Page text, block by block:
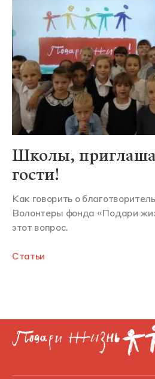
Школы,
гости!
Как говорить о
Волонтеры фонда «Подари
этот вопрос.
Статьи